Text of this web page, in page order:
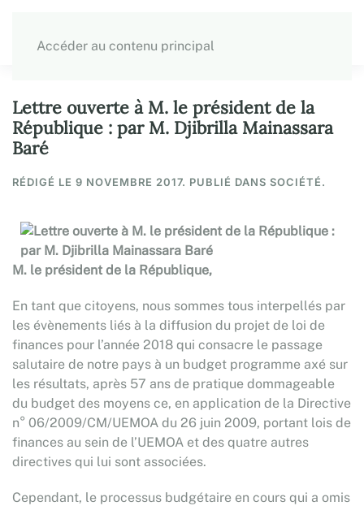
Accéder au contenu principal
Lettre ouverte à M. le président de la
République : par M. Djibrilla Mainassara
Baré
RÉDIGÉ LE 9 NOVEMBRE 2017. PUBLIÉ DANS SOCIÉTÉ.
M. le président de la République,
En tant que citoyens, nous sommes tous interpellés par
les évènements liés à la diffusion du projet de loi de
finances pour l’année 2018 qui consacre le passage
salutaire de notre pays à un budget programme axé sur
les résultats, après 57 ans de pratique dommageable
du budget des moyens ce, en application de la Directive
n° 06/2009/CM/UEMOA du 26 juin 2009, portant lois de
finances au sein de l’UEMOA et des quatre autres
directives qui lui sont associées.
Cependant, le processus budgétaire en cours qui a omis